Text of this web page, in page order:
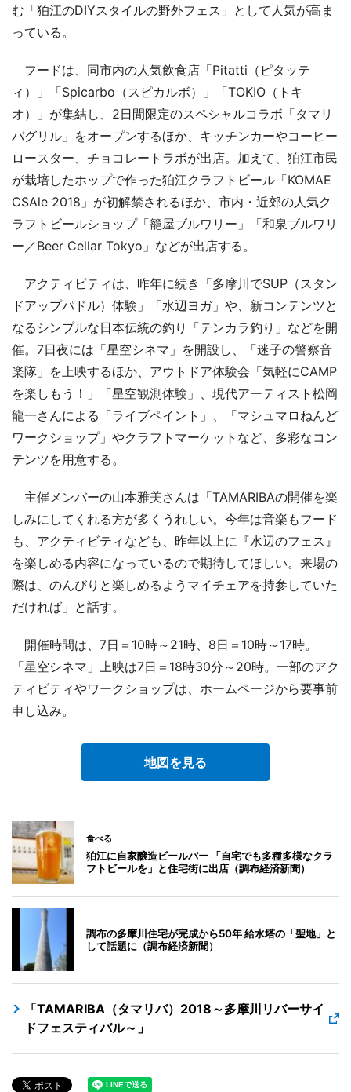
む「狛江のDIYスタイルの野外フェス」として人気が高ま
っている。
フードは、同市内の人気飲食店「Pitatti（ピタッテ
ィ）」「Spicarbo（スピカルボ）」「TOKIO（トキ
オ）」が集結し、2日間限定のスペシャルコラボ「タマリ
バグリル」をオープンするほか、キッチンカーやコーヒー
ロースター、チョコレートラボが出店。加えて、狛江市民
が栽培したホップで作った狛江クラフトビール「KOMAE
CSAle 2018」が初解禁されるほか、市内・近郊の人気ク
ラフトビールショップ「籠屋ブルワリー」「和泉ブルワリ
ー／Beer Cellar Tokyo」などが出店する。
アクティビティは、昨年に続き「多摩川でSUP（スタン
ドアップパドル）体験」「水辺ヨガ」や、新コンテンツと
なるシンプルな日本伝統の釣り「テンカラ釣り」などを開
催。7日夜には「星空シネマ」を開設し、「迷子の警察音
楽隊」を上映するほか、アウトドア体験会「気軽にCAMP
を楽しもう！」「星空観測体験」、現代アーティスト松岡
龍一さんによる「ライブペイント」、「マシュマロねんど
ワークショップ」やクラフトマーケットなど、多彩なコン
テンツを用意する。
主催メンバーの山本雅美さんは「TAMARIBAの開催を楽
しみにしてくれる方が多くうれしい。今年は音楽もフード
も、アクティビティなども、昨年以上に『水辺のフェス』
を楽しめる内容になっているので期待してほしい。来場の
際は、のんびりと楽しめるようマイチェアを持参していた
だければ」と話す。
開催時間は、7日＝10時～21時、8日＝10時～17時。
「星空シネマ」上映は7日＝18時30分～20時。一部のアク
ティビティやワークショップは、ホームページから要事前
申し込み。
地図を見る
食べる
狛江に自家醸造ビールバー 「自宅でも多種多様なクラ
フトビールを」と住宅街に出店（調布経済新聞）
調布の多摩川住宅が完成から50年 給水塔の「聖地」と
して話題に（調布経済新聞）
「TAMARIBA（タマリバ）2018～多摩川リバーサイ
ドフェスティバル～」